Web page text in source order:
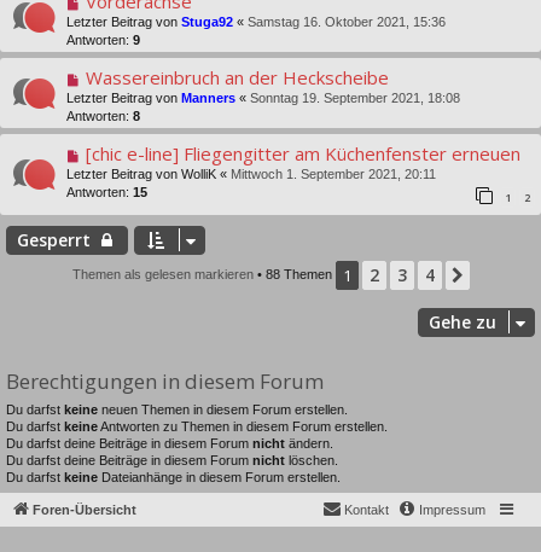
Letzter Beitrag von Stuga92 « Samstag 16. Oktober 2021, 15:36
Antworten: 9
Wassereinbruch an der Heckscheibe
Letzter Beitrag von Manners « Sonntag 19. September 2021, 18:08
Antworten: 8
[chic e-line] Fliegengitter am Küchenfenster erneuen
Letzter Beitrag von WolliK « Mittwoch 1. September 2021, 20:11
Antworten: 15 1 2
Gesperrt
Themen als gelesen markieren• 88 Themen 1 2 3 4
Gehe zu
Berechtigungen in diesem Forum
Du darfst keine neuen Themen in diesem Forum erstellen.
Du darfst keineAntworten zu Themen in diesem Forum erstellen.
Du darfst deine Beiträge in diesem Forum nicht ändern.
Du darfst deine Beiträge in diesem Forum nicht löschen.
Du darfst keine Dateianhänge in diesem Forum erstellen.
Foren-Übersicht Impressum
Kontakt